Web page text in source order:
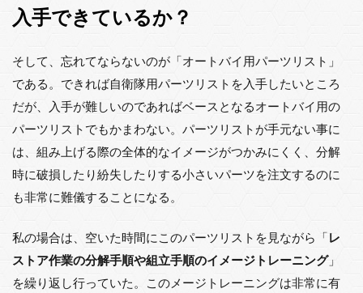
入手できているか？
そして、忘れてならないのが「オートバイ用パーツリスト」
である。できれば自衛隊用パーツリストを入手したいところ
だが、入手が難しいのであればベースとなるオートバイ用の
パーツリストでもかまわない。パーツリストが手元ない事に
は、組み上げる際の全体的なイメージがつかみにくく、分解
時に破損したり紛失したりする小さいパーツを注文するのに
も非常に難儀することになる。
私の場合は、空いた時間にこのパーツリストを見ながら「レ
ストア作業の分解手順や組立手順のイメージトレーニング」
を繰り返し行っていた。このメージトレーニングは非常に有